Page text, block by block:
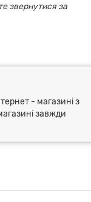
звернутися за
- магазині з
завжди